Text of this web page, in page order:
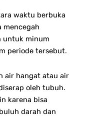
waktu berbuka
mencegah
untuk minum
periode tersebut.
air hangat atau air
oleh tubuh.
karena bisa
darah dan